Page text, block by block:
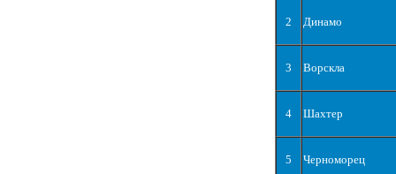
2 Динамо
3 Ворскла
4 Шахтер
5 Черноморец